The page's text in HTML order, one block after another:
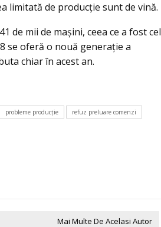
limitată de producție sunt de vină.
de mii de mașini, ceea ce a fost cel
se oferă o nouă generaţie a
chiar în acest an.
probleme producţie
refuz preluare comenzi
Mai Multe De Acelasi Autor